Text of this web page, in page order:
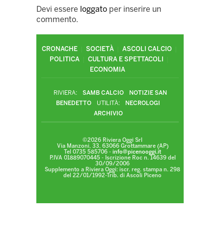
Devi essere loggato per inserire un
commento.
CRONACHE SOCIETÀ
ASCOLI CALCIO
POLITICA
CULTURA E SPETTACOLI
ECONOMIA
RIVIERA: SAMB CALCIO
NOTIZIE SAN
BENEDETTO
UTILITÀ:
NECROLOGI
ARCHIVIO
©2026 Riviera Oggi Srl
Via Manzoni, 33, 63066 Grottammare (AP)
Tel 0735 585706 - info@picenooggi.it
P.IVA 01889070445 - Iscrizione Roc n. 14639 del
30/09/2006
Supplemento a Riviera Oggi: iscr. reg. stampa n. 298
del 22/01/1992-Trib. di Ascoli Piceno